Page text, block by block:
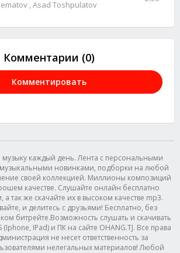
, Asad Toshpulatov
Комментарии (0)
Комментировать
каждый день. Лента с персональными
новинками, подборки на любой
своей коллекцией. Миллионы композиций
качестве. Слушайте онлайн бесплатно
а так же скачайте их в высоком качестве mp3.
и делитесь с друзьями! Бесплатно, без
битрейте.Возможность слушать и скачивать
IPad) и ПК на сайте OHANG.TJ. Все права
не несет ответственность за
нелегальных материалов! Любой